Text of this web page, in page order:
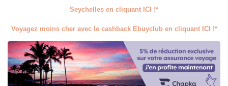
Seychelles en cliquant ICI !*
Voyagez moins cher avec le cashback Ebuyclub en cliquant ICI !*